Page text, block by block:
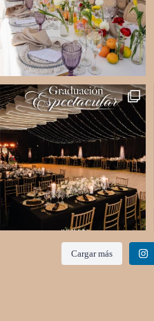
Cargar más